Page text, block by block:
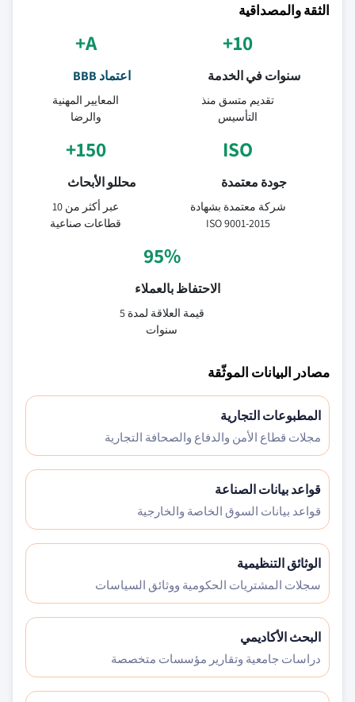
الثقة والمصداقية
10+
سنوات في الخدمة
تقديم متسق منذ
التأسيس
A+
اعتماد BBB
المعايير المهنية
والرضا
ISO
جودة معتمدة
شركة معتمدة بشهادة
ISO 9001-2015
150+
محللو الأبحاث
عبر أكثر من 10
قطاعات صناعية
95%
الاحتفاظ بالعملاء
قيمة العلاقة لمدة 5
سنوات
مصادر البيانات الموثّقة
المطبوعات التجارية
مجلات قطاع الأمن والدفاع والصحافة التجارية
قواعد بيانات الصناعة
قواعد بيانات السوق الخاصة والخارجية
الوثائق التنظيمية
سجلات المشتريات الحكومية ووثائق السياسات
البحث الأكاديمي
دراسات جامعية وتقارير مؤسسات متخصصة